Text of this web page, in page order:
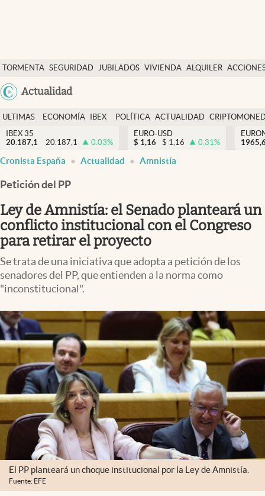
TORMENTA SEGURIDAD JUBILADOS VIVIENDA ALQUILER
USA
Actualidad
Economía y finanzas
Política
Actualidad
Criptomonedas
España
ULTIMAS
NOTICIAS
ECONOMÍA
FINANZAS
IBEX
EURO
POLÍTICA ACTUALIDAD
IBEX 35
20.187,1
20.187,1 0.03%
EURO-USD
$ 1,16 $ 1,16 0.31%
Cronista España Actualidad Amnistía
Petición del PP
Ley de Amnistía: el Senado planteará un
conflicto institucional con el Congreso
para retirar el proyecto
Se trata de una iniciativa que adopta a petición de los
senadores del PP, que entienden a la norma como
"inconstitucional".
El PP planteará un choque institucional por la Ley de Amnistía.
Fuente: EFE